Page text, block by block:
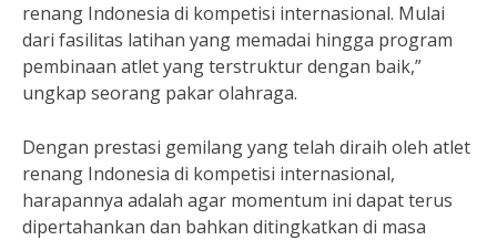
renang Indonesia di kompetisi internasional. Mulai
dari fasilitas latihan yang memadai hingga program
pembinaan atlet yang terstruktur dengan baik,”
ungkap seorang pakar olahraga.
Dengan prestasi gemilang yang telah diraih oleh atlet
renang Indonesia di kompetisi internasional,
harapannya adalah agar momentum ini dapat terus
dipertahankan dan bahkan ditingkatkan di masa